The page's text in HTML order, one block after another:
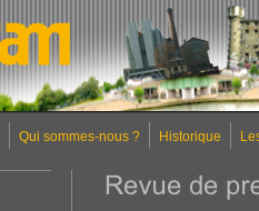
Qui sommes-nous ? Historique